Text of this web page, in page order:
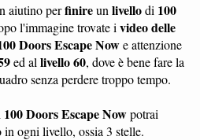
aiutino perfinireun livellodi 100
l'immagine trovate i video delle
Doors Escape Nowe attenzione
ed al livello 60, dove è bene fare la
senza perdere troppo tempo.
100 Doors Escape Nowpotrai
ogni livello, ossia 3 stelle.